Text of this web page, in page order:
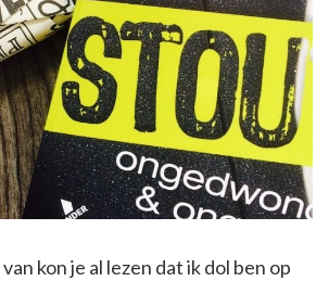
van kon je al lezen dat ik dol ben op